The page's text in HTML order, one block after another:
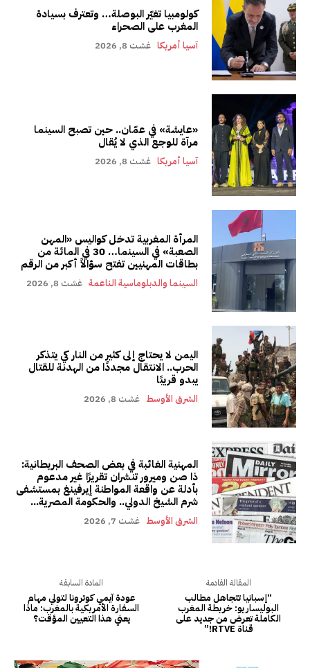
كولومبيا تغيّر البوصلة… وتعترف بسيادة
المغرب على الصحراء
آسيا أمريكا غشت 8, 2026
«عايشة» في عمّان.. حين تصبح السينما
مرآة للوجع الذي لا يُقال
آسيا أمريكا غشت 8, 2026
المرأة المغربية تدخل كواليس «المهن
الصعبة» في السينما… 30 في المائة من
بطاقات المهنيين تفتح سؤالاً أكبر من الرقم
السينما والدبلوماسية الناعمة غشت 8, 2026
اليمن لا يحتاج إلى كثير من النار كي يتذكر
الحرب.. الانتقال مجددًا من الهدنة للقتال
يبدو قريبًا
الشرق الأوسط غشت 8, 2026
المهنية الغائبة في بعض الصحف البريطانية:
ذا صن وميرور تنشران تقريرًا غير مدعوم
بأدلة عن واقعة المواطنة إيرفينغ بمستشفى
شرم الشيخ الدولي.. والحكومة المصرية...
الشرق الأوسط غشت 7, 2026
المادة السابقة
عودة آيمي كوترونا لتولي مهام
السفارة الأمريكية بالمغرب: ماذا
يعني هذا التعيين المؤقت؟
المقالة القادمة
“إسبانيا تتجاهل مطالب
البوليساريو: خريطة المغرب
الكاملة تعرض من جديد على
قناة RTVE!”